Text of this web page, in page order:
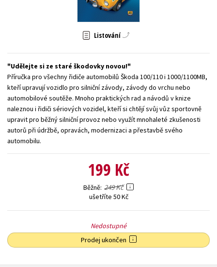
Zahraniční literatura
Všechny tituly
Listování
Udělejte si ze staré škodovky novou!
Příručka pro všechny řidiče automobilů Škoda 100/110 i 1000/1100MB,
kteří upravují vozidlo pro silniční závody, závody do vrchu nebo
automobilové soutěže. Mnoho praktických rad a návodů v knize
naleznou i řidiči sériových vozidel, kteří si chtějí svůj vůz sportovně
upravit pro běžný silniční provoz nebo využít mnohaleté zkušenosti
autorů při údržbě, opravách, modernizaci a přestavbě svého
automobilu.
199 Kč
Běžně 249 Kč
ušetříte 50 Kč
Nedostupné
Prodej ukončen